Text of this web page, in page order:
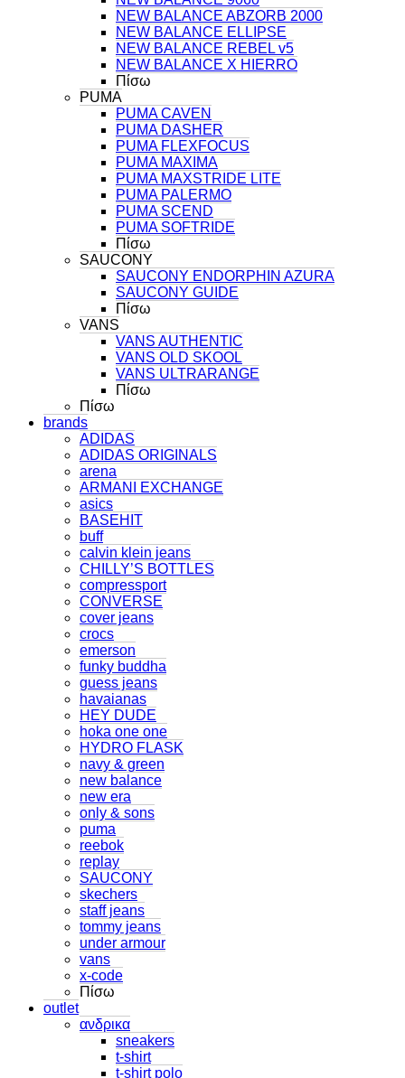
NEW BALANCE ABZORB 2000
NEW BALANCE ELLIPSE
NEW BALANCE REBEL v5
NEW BALANCE X HIERRO
Πίσω
PUMA
PUMA CAVEN
PUMA DASHER
PUMA FLEXFOCUS
PUMA MAXIMA
PUMA MAXSTRIDE LITE
PUMA PALERMO
PUMA SCEND
PUMA SOFTRIDE
Πίσω
SAUCONY
SAUCONY ENDORPHIN AZURA
SAUCONY GUIDE
Πίσω
VANS
VANS AUTHENTIC
VANS OLD SKOOL
VANS ULTRARANGE
Πίσω
Πίσω
brands
ADIDAS
ADIDAS ORIGINALS
arena
ARMANI EXCHANGE
asics
BASEHIT
buff
calvin klein jeans
CHILLY’S BOTTLES
compressport
CONVERSE
cover jeans
crocs
emerson
funky buddha
guess jeans
havaianas
HEY DUDE
hoka one one
HYDRO FLASK
navy & green
new balance
new era
only & sons
puma
reebok
replay
SAUCONY
skechers
staff jeans
tommy jeans
under armour
vans
x-code
Πίσω
outlet
ανδρικα
sneakers
t-shirt
t-shirt polo